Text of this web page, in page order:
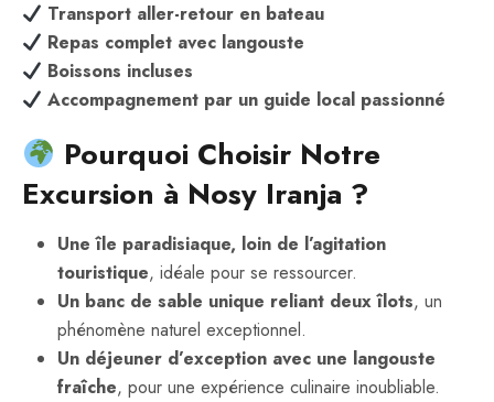
Transport aller-retour en bateau
Repas complet avec langouste
Boissons incluses
Accompagnement par un guide local passionné
Pourquoi Choisir Notre
Excursion à Nosy Iranja ?
Une île paradisiaque, loin de l’agitation
touristique, idéale pour se ressourcer.
Un banc de sable unique reliant deux îlots, un
phénomène naturel exceptionnel.
Un déjeuner d’exception avec une langouste
fraîche, pour une expérience culinaire inoubliable.